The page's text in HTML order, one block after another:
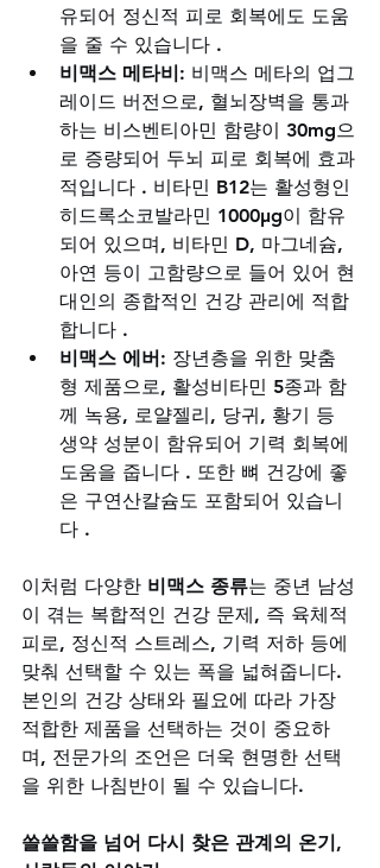
유되어 정신적 피로 회복에도 도움
을 줄 수 있습니다 .
비맥스 메타비: 비맥스 메타의 업그
레이드 버전으로, 혈뇌장벽을 통과
하는 비스벤티아민 함량이 30mg으
로 증량되어 두뇌 피로 회복에 효과
적입니다 . 비타민 B12는 활성형인
히드록소코발라민 1000μg이 함유
되어 있으며, 비타민 D, 마그네슘,
아연 등이 고함량으로 들어 있어 현
대인의 종합적인 건강 관리에 적합
합니다 .
비맥스 에버: 장년층을 위한 맞춤
형 제품으로, 활성비타민 5종과 함
께 녹용, 로얄젤리, 당귀, 황기 등
생약 성분이 함유되어 기력 회복에
도움을 줍니다 . 또한 뼈 건강에 좋
은 구연산칼슘도 포함되어 있습니
다 .
이처럼 다양한 비맥스 종류는 중년 남성
이 겪는 복합적인 건강 문제, 즉 육체적
피로, 정신적 스트레스, 기력 저하 등에
맞춰 선택할 수 있는 폭을 넓혀줍니다.
본인의 건강 상태와 필요에 따라 가장
적합한 제품을 선택하는 것이 중요하
며, 전문가의 조언은 더욱 현명한 선택
을 위한 나침반이 될 수 있습니다.
쓸쓸함을 넘어 다시 찾은 관계의 온기,